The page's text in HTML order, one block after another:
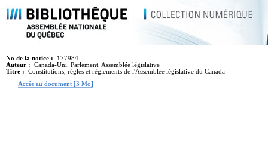
No de la notice :
177984
Auteur :
Canada-Uni. Parlement. Assemblée législative
Titre :
Constitutions, règles et règlements de l'Assemblée législative du Canada
Accès au document [3 Mo]